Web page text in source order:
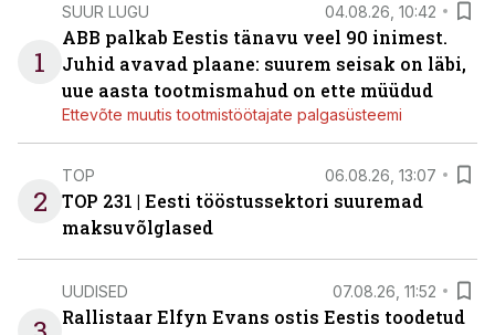
1
SUUR LUGU 04.08.26, 10:42
ABB palkab Eestis tänavu veel 90 inimest.
Juhid avavad plaane: suurem seisak on läbi,
uue aasta tootmismahud on ette müüdud
Ettevõte muutis tootmistöötajate palgasüsteemi
2
TOP 06.08.26, 13:07
TOP 231 | Eesti tööstussektori suuremad
maksuvõlglased
UUDISED 07.08.26, 11:52
Rallistaar Elfyn Evans ostis Eestis toodetud